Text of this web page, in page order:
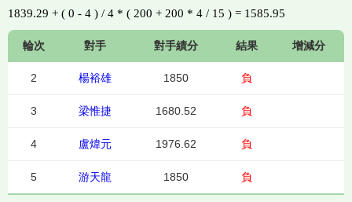
1839.29 + ( 0 - 4 ) / 4 * ( 200 + 200 * 4 / 15 ) = 1585.95
輪次 對手 對手績分 結果 增減分
2 楊裕雄 1850 負
3 梁惟捷 1680.52 負
4 盧煒元 1976.62 負
5 游天龍 1850 負